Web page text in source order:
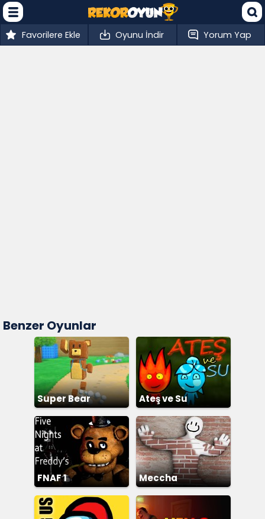
Favorilere Ekle Oyunu İndir Yorum Yap
Benzer Oyunlar
Super Bear
Adventure
Ateş ve Su
FNAF 1
Meccha
Chameleon